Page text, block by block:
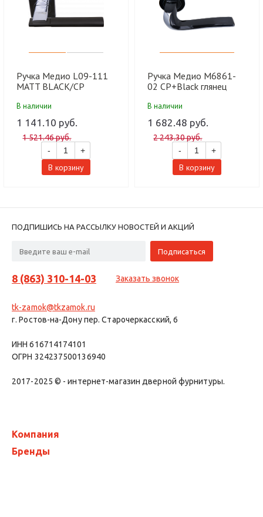
Ручка Медио L09-111
MATT BLACK/CP
шт)
В наличии
1 141.10 руб.
1 521.46 руб.
-
+
В корзину
Ручка Медио M6861-
02 CP+Black глянец
В наличии
1 682.48 руб.
2 243.30 руб.
-
+
В корзину
ПОДПИШИСЬ НА РАССЫЛКУ НОВОСТЕЙ И АКЦИЙ
8 (863) 310-14-03 Заказать звонок
tk-zamok@tkzamok.ru
г. Ростов-на-Дону пер. Старочеркасский, 6
ИНН 616714174101
ОГРН 324237500136940
2017-2025 © - интернет-магазин дверной фурнитуры.
Компания
Бренды